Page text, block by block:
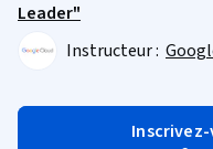
Leader"
Instructeur :